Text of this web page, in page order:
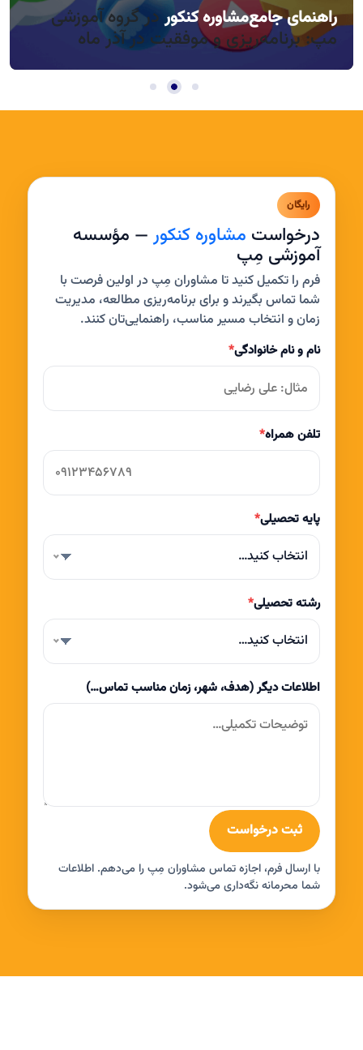
مدیریت خواب و بی‌حوصلگی در این فصل
راهنمای جامعمشاوره کنکوردر گروه آموزشی
مپ: برنامه‌ریزی و موفقیت در آذر ماه
راندمان بالا در روزهای کوتاه آذر، چطور؟
رایگان
درخواست مشاوره کنکور— مؤسسه
آموزشی مِپ
فرم را تکمیل کنید تا مشاوران مِپ در اولین فرصت با
شما تماس بگیرند و برای برنامه‌ریزی مطالعه، مدیریت
زمان و انتخاب مسیر مناسب، راهنمایی‌تان کنند.
نام و نام خانوادگی*
تلفن همراه*
پایه تحصیلی*
انتخاب کنید…
رشته تحصیلی*
انتخاب کنید…
اطلاعات دیگر (هدف، شهر، زمان مناسب تماس…)
ثبت درخواست
با ارسال فرم، اجازه تماس مشاوران مِپ را می‌دهم. اطلاعات
شما محرمانه نگه‌داری می‌شود.